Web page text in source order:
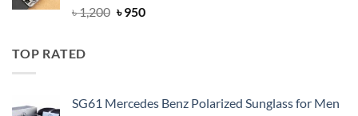
Rated4.92
out of 5
৳1,200 Original
৳950Current
TOP RATED
SG61 Mercedes Benz Polarized Sunglass for Men